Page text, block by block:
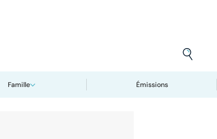
Famille Émissions